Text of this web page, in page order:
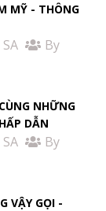
MỸ - THÔNG
By
NHỮNG
DẪN
By
VẬY GỌI -